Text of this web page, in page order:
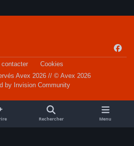
a
o
k
contacter
Cookies
Avex 2026 // © Avex 2026
by Invision Community
Rechercher Menu